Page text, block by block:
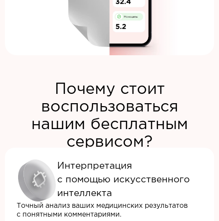
Почему стоит
воспользоваться
нашим бесплатным
сервисом?
Интерпретация
с помощью искусственного
интеллекта
Точный анализ ваших медицинских результатов
с понятными комментариями.